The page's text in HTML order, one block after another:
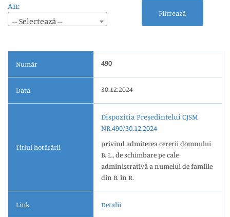
An:
-- Selectează --
Filtrează
Număr 490
Data 30.12.2024
Titlul hotărârii
Dispoziția Președintelui CJSM
NR.490/30.12.2024
privind admiterea cererii domnului
B. L., de schimbare pe cale
administrativă a numelui de familie
din B. în R.
Link Detalii